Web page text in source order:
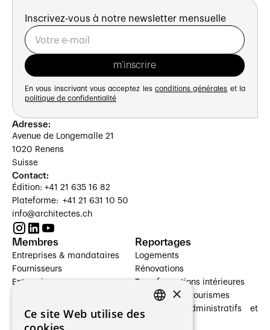
Inscrivez-vous à notre newsletter mensuelle
En vous inscrivant vous acceptez les conditions générales et la
politique de confidentialité
Adresse:
Avenue de Longemalle 21
1020 Renens
Suisse
Contact:
Édition: +41 21 635 16 82
Plateforme: +41 21 631 10 50
info@architectes.ch
Membres
Entreprises & mandataires
Fournisseurs
Entreprises
Architectes paysagistes
Architectes d'intérieur
Reportages
Logements
Rénovations
Transformations intérieures
Hôtelleries et tourismes
Bâtiments administratifs et
×
Ce site Web utilise des